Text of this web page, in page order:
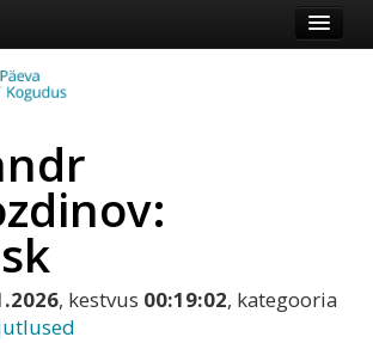
, kestvus 00:19:02, kategooria